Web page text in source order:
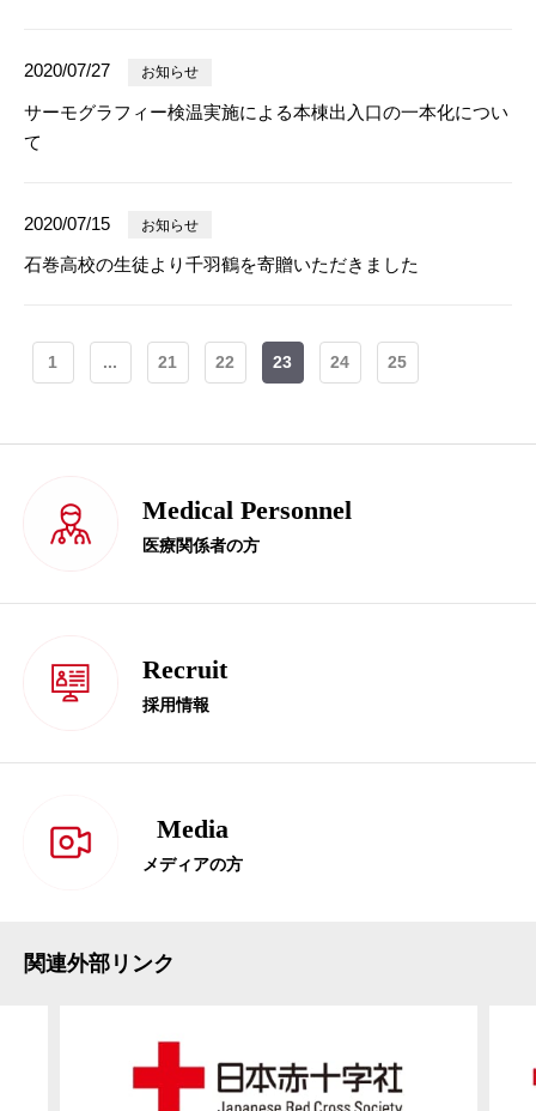
2020/07/27 お知らせ
サーモグラフィー検温実施による本棟出入口の一本化につい
て
2020/07/15 お知らせ
石巻高校の生徒より千羽鶴を寄贈いただきました
1 ... 21 22 23 24 25
Medical Personnel
医療関係者の方
Recruit
採用情報
Media
メディアの方
関連外部リンク